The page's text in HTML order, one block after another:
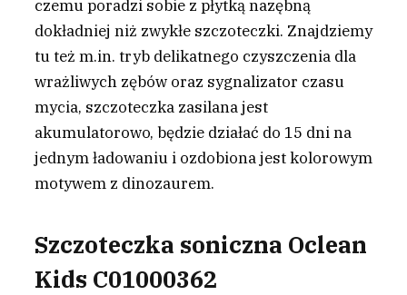
czemu poradzi sobie z płytką nazębną
dokładniej niż zwykłe szczoteczki. Znajdziemy
tu też m.in. tryb delikatnego czyszczenia dla
wrażliwych zębów oraz sygnalizator czasu
mycia, szczoteczka zasilana jest
akumulatorowo, będzie działać do 15 dni na
jednym ładowaniu i ozdobiona jest kolorowym
motywem z dinozaurem.
Szczoteczka soniczna Oclean
Kids C01000362